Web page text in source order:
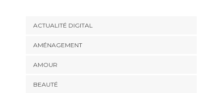
ACTUALITÉ DIGITAL
AMÉNAGEMENT
AMOUR
BEAUTÉ